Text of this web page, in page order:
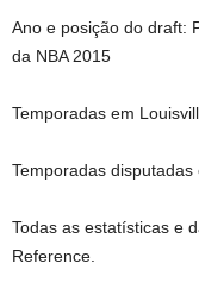
Ano e posição do draft:
da NBA 2015
Temporadas em
Temporadas disputadas
Todas as estatísticas e
Reference.